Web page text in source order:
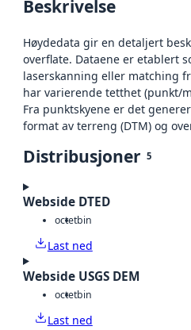
Beskrivelse
Høydedata gir en detaljert
overflate. Dataene er etablert
laserskanning eller matching
har varierende tetthet (punkt/
Fra punktskyene er det
format av terreng (DTM) og
Distribusjoner 5
Webside DTED
octetbin
Last ned
Webside USGS DEM
octetbin
Last ned